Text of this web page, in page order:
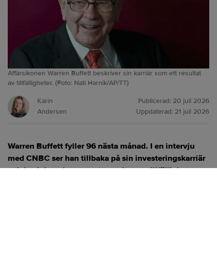
Affärsikonen Warren Buffett beskriver sin karriär som ett resultat
av tillfälligheter. (Foto: Nati Harnik/AP/TT)
Karin
Andersen
Publicerad: 20 juli 2026
Uppdaterad: 21 juli 2026
Warren Buffett fyller 96 nästa månad. I en intervju
med CNBC ser han tillbaka på sin investeringskarriär
och beskriver den som ett resultat av tillfälligheter.